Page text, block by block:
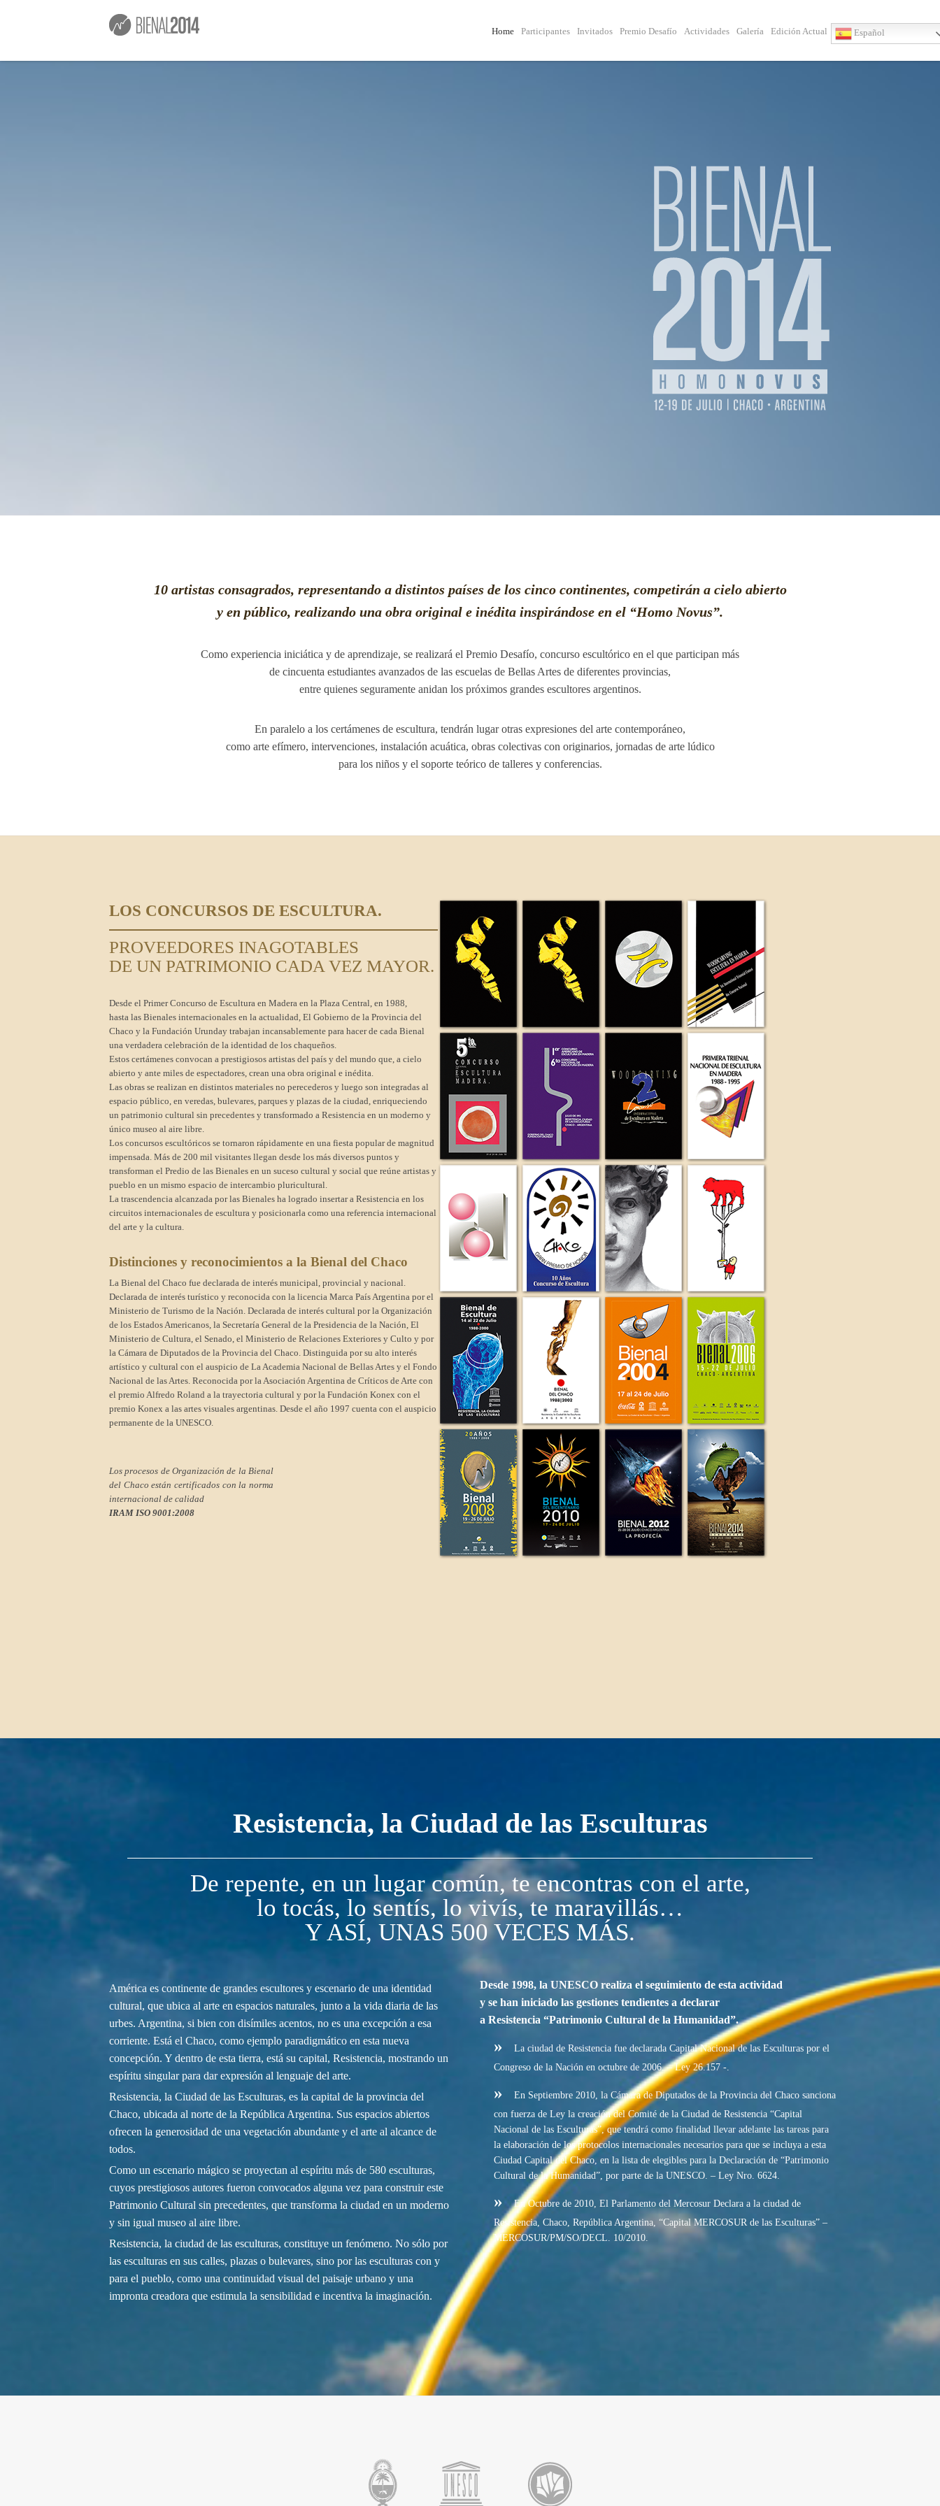
Home Participantes Invitados Premio Desafío Actividades Galería Edición Actual Español
10 artistas consagrados, representando a distintos países de los cinco continentes, competirán a cielo abierto
y en público, realizando una obra original e inédita inspirándose en el “Homo Novus”.
Como experiencia iniciática y de aprendizaje, se realizará el Premio Desafío, concurso escultórico en el que participan más
de cincuenta estudiantes avanzados de las escuelas de Bellas Artes de diferentes provincias,
entre quienes seguramente anidan los próximos grandes escultores argentinos.
En paralelo a los certámenes de escultura, tendrán lugar otras expresiones del arte contemporáneo,
como arte efímero, intervenciones, instalación acuática, obras colectivas con originarios, jornadas de arte lúdico
para los niños y el soporte teórico de talleres y conferencias.
LOS CONCURSOS DE ESCULTURA.
PROVEEDORES INAGOTABLES
DE UN PATRIMONIO CADA VEZ MAYOR.
Desde el Primer Concurso de Escultura en Madera en la Plaza Central, en 1988,
hasta las Bienales internacionales en la actualidad, El Gobierno de la Provincia del
Chaco y la Fundación Urunday trabajan incansablemente para hacer de cada Bienal
una verdadera celebración de la identidad de los chaqueños.
Estos certámenes convocan a prestigiosos artistas del país y del mundo que, a cielo
abierto y ante miles de espectadores, crean una obra original e inédita.
Las obras se realizan en distintos materiales no perecederos y luego son integradas al
espacio público, en veredas, bulevares, parques y plazas de la ciudad, enriqueciendo
un patrimonio cultural sin precedentes y transformado a Resistencia en un moderno y
único museo al aire libre.
Los concursos escultóricos se tornaron rápidamente en una fiesta popular de magnitud
impensada. Más de 200 mil visitantes llegan desde los más diversos puntos y
transforman el Predio de las Bienales en un suceso cultural y social que reúne artistas y
pueblo en un mismo espacio de intercambio pluricultural.
La trascendencia alcanzada por las Bienales ha logrado insertar a Resistencia en los
circuitos internacionales de escultura y posicionarla como una referencia internacional
del arte y la cultura.
Distinciones y reconocimientos a la Bienal del Chaco
La Bienal del Chaco fue declarada de interés municipal, provincial y nacional.
Declarada de interés turístico y reconocida con la licencia Marca País Argentina por el
Ministerio de Turismo de la Nación. Declarada de interés cultural por la Organización
de los Estados Americanos, la Secretaría General de la Presidencia de la Nación, El
Ministerio de Cultura, el Senado, el Ministerio de Relaciones Exteriores y Culto y por
la Cámara de Diputados de la Provincia del Chaco. Distinguida por su alto interés
artístico y cultural con el auspicio de La Academia Nacional de Bellas Artes y el Fondo
Nacional de las Artes. Reconocida por la Asociación Argentina de Críticos de Arte con
el premio Alfredo Roland a la trayectoria cultural y por la Fundación Konex con el
premio Konex a las artes visuales argentinas. Desde el año 1997 cuenta con el auspicio
permanente de la UNESCO.
Los procesos de Organización de la Bienal
del Chaco están certificados con la norma
internacional de calidad
IRAM ISO 9001:2008
Resistencia, la Ciudad de las Esculturas
De repente, en un lugar común, te encontras con el arte,
lo tocás, lo sentís, lo vivís, te maravillás…
Y ASÍ, UNAS 500 VECES MÁS.
América es continente de grandes escultores y escenario de una identidad
cultural, que ubica al arte en espacios naturales, junto a la vida diaria de las
urbes. Argentina, si bien con disímiles acentos, no es una excepción a esa
corriente. Está el Chaco, como ejemplo paradigmático en esta nueva
concepción. Y dentro de esta tierra, está su capital, Resistencia, mostrando un
espíritu singular para dar expresión al lenguaje del arte.
Resistencia, la Ciudad de las Esculturas, es la capital de la provincia del
Chaco, ubicada al norte de la República Argentina. Sus espacios abiertos
ofrecen la generosidad de una vegetación abundante y el arte al alcance de
todos.
Como un escenario mágico se proyectan al espíritu más de 580 esculturas,
cuyos prestigiosos autores fueron convocados alguna vez para construir este
Patrimonio Cultural sin precedentes, que transforma la ciudad en un moderno
y sin igual museo al aire libre.
Resistencia, la ciudad de las esculturas, constituye un fenómeno. No sólo por
las esculturas en sus calles, plazas o bulevares, sino por las esculturas con y
para el pueblo, como una continuidad visual del paisaje urbano y una
impronta creadora que estimula la sensibilidad e incentiva la imaginación.
Desde 1998, la UNESCO realiza el seguimiento de esta actividad
y se han iniciado las gestiones tendientes a declarar
a Resistencia “Patrimonio Cultural de la Humanidad”.
» La ciudad de Resistencia fue declarada Capital Nacional de las Esculturas por el
Congreso de la Nación en octubre de 2006. – Ley 26.157 -.
» En Septiembre 2010, la Cámara de Diputados de la Provincia del Chaco sanciona
con fuerza de Ley la creación del Comité de la Ciudad de Resistencia “Capital
Nacional de las Esculturas”, que tendrá como finalidad llevar adelante las tareas para
la elaboración de los protocolos internacionales necesarios para que se incluya a esta
Ciudad Capital del Chaco, en la lista de elegibles para la Declaración de “Patrimonio
Cultural de la Humanidad”, por parte de la UNESCO. – Ley Nro. 6624.
» En Octubre de 2010, El Parlamento del Mercosur Declara a la ciudad de
Resistencia, Chaco, República Argentina, “Capital MERCOSUR de las Esculturas” –
MERCOSUR/PM/SO/DECL. 10/2010.